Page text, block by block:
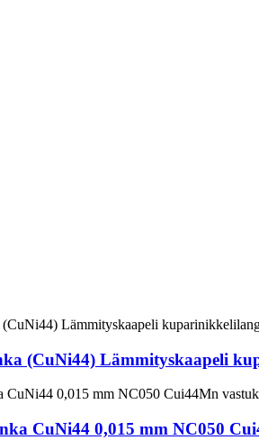
(CuNi44) Lämmityskaapeli
CuNi44 0,015 mm NC050